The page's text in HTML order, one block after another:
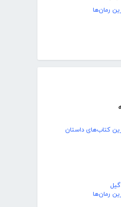
رمان‌ها
کتاب‌های داستان
رمان‌ها